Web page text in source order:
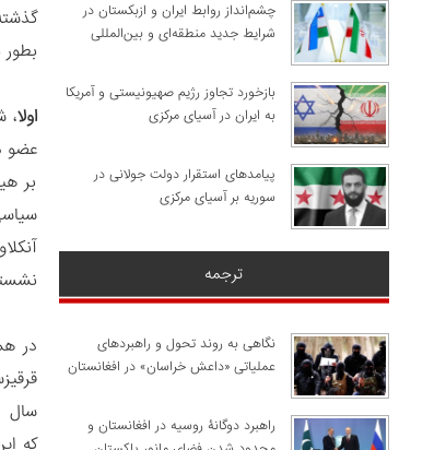
اولا،
عضو
بر
در
چشم‌انداز روابط ایران و ازبکستان در
شرایط جدید منطقه‌ای و بین‌المللی
​بازخورد تجاوز رژیم صهیونیستی و آمریکا
به ایران در آسیای مرکزی
پیامدهای استقرار دولت جولانی در
سوریه بر آسیای مرکزی
ترجمه
نگاهی به روند تحول و راهبردهای
عملیاتی «داعش خراسان» در افغانستان
راهبرد دوگانۀ روسیه در افغانستان و